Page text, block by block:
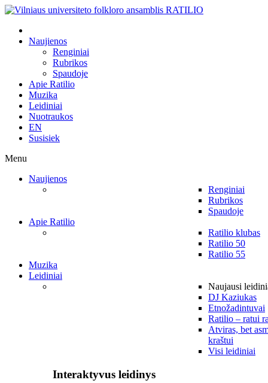
Naujienos
Renginiai
Rubrikos
Spaudoje
Apie Ratilio
Muzika
Leidiniai
Nuotraukos
EN
Susisiek
Menu
Naujienos
Renginiai
Rubrikos
Spaudoje
Apie Ratilio
Ratilio klubas
Ratilio 50
Ratilio 55
Muzika
Leidiniai
Naujausi
DJ Kaziukas
Etnožadintuvai
Ratilio – ratui
Atviras, bet
kraštui
Visi leidiniai
Interaktyvus leidinys